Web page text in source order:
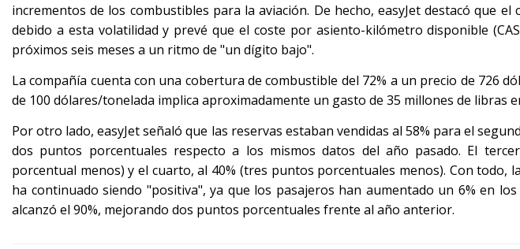
incrementos de los combustibles para la aviación. De hecho, easyJet destacó que
debido a esta volatilidad y prevé que el coste por asiento-kilómetro disponible
próximos seis meses a un ritmo de "un dígito bajo".
La compañía cuenta con una cobertura de combustible del 72% a un precio de 726
de 100 dólares/tonelada implica aproximadamente un gasto de 35 millones de libras
Por otro lado, easyJet señaló que las reservas estaban vendidas al 58% para el
dos puntos porcentuales respecto a los mismos datos del año pasado. El
porcentual menos) y el cuarto, al 40% (tres puntos porcentuales menos). Con todo,
ha continuado siendo "positiva", ya que los pasajeros han aumentado un 6% en
alcanzó el 90%, mejorando dos puntos porcentuales frente al año anterior.